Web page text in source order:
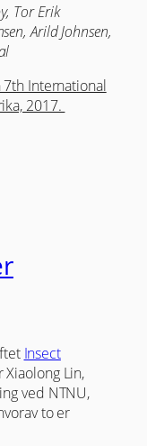
Tor Erik
Arild Johnsen,
International
2017.
Insect
Lin,
ved NTNU,
to er